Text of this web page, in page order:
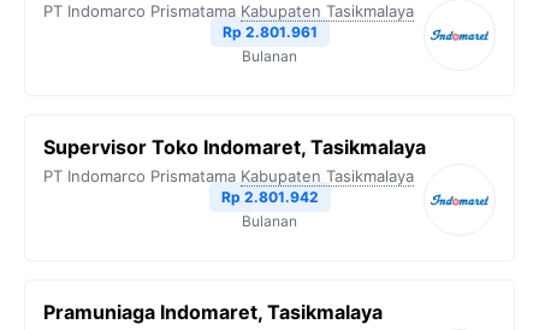
PT Indomarco Prismatama Kabupaten Tasikmalaya
Rp 2.801.961
Bulanan
Supervisor Toko Indomaret, Tasikmalaya
PT Indomarco Prismatama Kabupaten Tasikmalaya
Rp 2.801.942
Bulanan
Pramuniaga Indomaret, Tasikmalaya